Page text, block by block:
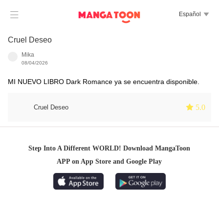
 Español 
Cruel Deseo
Mika
08/04/2026
MI NUEVO LIBRO Dark Romance ya se encuentra disponible.
Cruel Deseo  5.0
Step Into A Different WORLD! Download MangaToon
APP on App Store and Google Play